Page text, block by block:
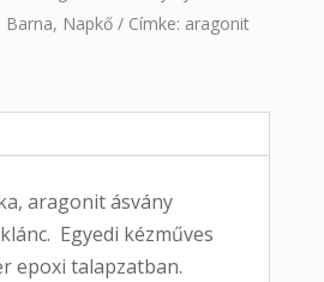
Barna, Napkő Címke: aragonit
aragonit ásvány
Egyedi kézműves
epoxi talapzatban.